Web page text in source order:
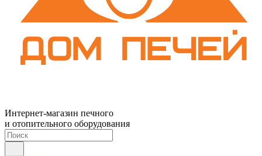
Интернет-магазин печного
и отопительного оборудования